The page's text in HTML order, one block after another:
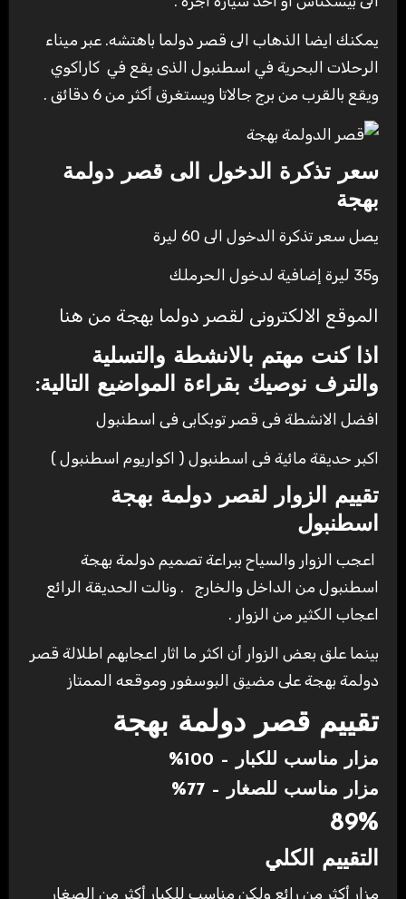
يمكنك ايضا الذهاب الى قصر دولما باهتشه. عبر ميناء
الرحلات البحرية في اسطنبول الذى يقع في كاراكوي
ويقع بالقرب من برج جالاتا ويستغرق أكثر من 6 دقائق .
سعر تذكرة الدخول الى قصر دولمة
بهجة
يصل سعر تذكرة الدخول الى 60 ليرة
و35 ليرة إضافية لدخول الحرملك
الموقع الالكترونى لقصر دولما بهجة من هنا
اذا كنت مهتم بالانشطة والتسلية
والترف نوصيك بقراءة المواضيع التالية:
افضل الانشطة فى قصر توبكابى فى اسطنبول
اكبر حديقة مائية فى اسطنبول ( اكواريوم اسطنبول )
تقييم الزوار لقصر دولمة بهجة
اسطنبول
اعجب الزوار والسياح ببراعة تصميم دولمة بهجة
اسطنبول من الداخل والخارج . ونالت الحديقة الرائع
اعجاب الكثير من الزوار .
بينما علق بعض الزوار أن اكثر ما اثار اعجابهم اطلالة قصر
دولمة بهجة على مضيق البوسفور وموقعه الممتاز
تقييم قصر دولمة بهجة
مزار مناسب للكبار – 100%
مزار مناسب للصغار – 77%
89%
التقييم الكلي
مزار أكثر من رائع ولكن مناسب للكبار أكثر من الصغار